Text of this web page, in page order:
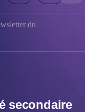
du
secondaire